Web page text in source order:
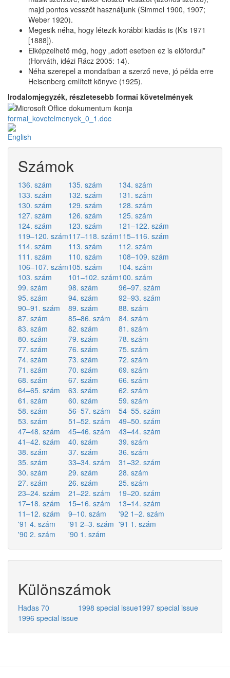
majd pontos vesszőt használjunk (Simmel 1900, 1907;
Weber 1920).
Megesik néha, hogy létezik korábbi kiadás is (Kis 1971
[1888]).
Elképzelhető még, hogy „adott esetben ez is előfordul”
(Horváth, idézi Rácz 2005: 14).
Néha szerepel a mondatban a szerző neve, jó példa erre
Heisenberg említett könyve (1925).
Irodalomjegyzék, részletesebb formai követelmények
formai_kovetelmenyek_0_1.doc
Számok
136. szám 135. szám
134. szám
133. szám
132. szám
131. szám
130. szám
129. szám
128. szám
127. szám
126. szám
125. szám
124. szám
123. szám
121–122. szám
119–120. szám117–118. szám115–116. szám
114. szám
113. szám
112. szám
111. szám
110. szám
108–109. szám
106–107. szám105. szám
104. szám
103. szám
101–102. szám100. szám
99. szám
98. szám
96–97. szám
95. szám
94. szám
92–93. szám
90–91. szám
89. szám
88. szám
87. szám
85–86. szám
84. szám
83. szám
82. szám
81. szám
80. szám
79. szám
78. szám
77. szám
76. szám
75. szám
74. szám
73. szám
72. szám
71. szám
70. szám
69. szám
68. szám
67. szám
66. szám
64–65. szám
63. szám
62. szám
61. szám
60. szám
59. szám
58. szám
56–57. szám
54–55. szám
53. szám
51–52. szám
49–50. szám
47–48. szám
45–46. szám
43–44. szám
41–42. szám
40. szám
39. szám
38. szám
37. szám
36. szám
35. szám
33–34. szám
31–32. szám
30. szám
29. szám
28. szám
27. szám
26. szám
25. szám
23–24. szám
21–22. szám
19–20. szám
17–18. szám
15–16. szám
13–14. szám
11–12. szám
9–10. szám
'92 1–2. szám
'91 4. szám
'91 2–3. szám '91 1. szám
'90 2. szám
'90 1. szám
Különszámok
Hadas 70 1998 special issue1997 special issue
1996 special issue